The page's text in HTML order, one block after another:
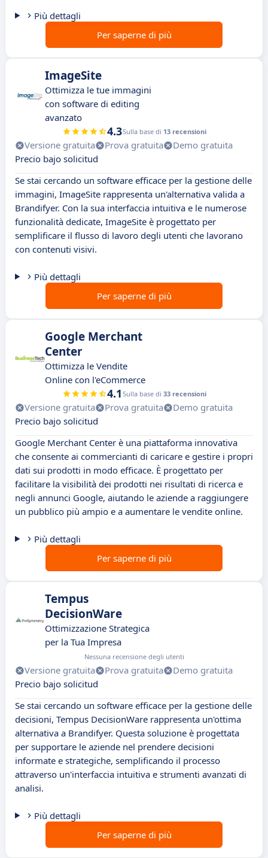
Più dettagli
Per saperne di più
ImageSite
Ottimizza le tue immagini
con software di editing
avanzato
4.3Sulla base di 13 recensioni
Versione gratuita Prova gratuita
Demo gratuita
Precio bajo solicitud
Se stai cercando un software efficace per la gestione delle
immagini, ImageSite rappresenta un'alternativa valida a
Brandifyer. Con la sua interfaccia intuitiva e le numerose
funzionalità dedicate, ImageSite è progettato per
semplificare il flusso di lavoro degli utenti che lavorano
con contenuti visivi.
Più dettagli
Per saperne di più
Google Merchant
Center
Ottimizza le Vendite
Online con l'eCommerce
4.1 Sulla base di 33 recensioni
Versione gratuita Prova gratuita
Demo gratuita
Precio bajo solicitud
Google Merchant Center è una piattaforma innovativa
che consente ai commercianti di caricare e gestire i propri
dati sui prodotti in modo efficace. È progettato per
facilitare la visibilità dei prodotti nei risultati di ricerca e
negli annunci Google, aiutando le aziende a raggiungere
un pubblico più ampio e a aumentare le vendite online.
Più dettagli
Per saperne di più
Tempus
DecisionWare
Ottimizzazione Strategica
per la Tua Impresa
Nessuna recensione degli utenti
Versione gratuita Prova gratuita
Demo gratuita
Precio bajo solicitud
Se stai cercando un software efficace per la gestione delle
decisioni, Tempus DecisionWare rappresenta un'ottima
alternativa a Brandifyer. Questa soluzione è progettata
per supportare le aziende nel prendere decisioni
informate e strategiche, semplificando il processo
attraverso un'interfaccia intuitiva e strumenti avanzati di
analisi.
Più dettagli
Per saperne di più